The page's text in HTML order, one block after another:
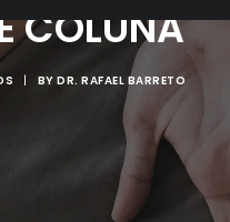
COLUNA
| BYDR. RAFAEL BARRETO